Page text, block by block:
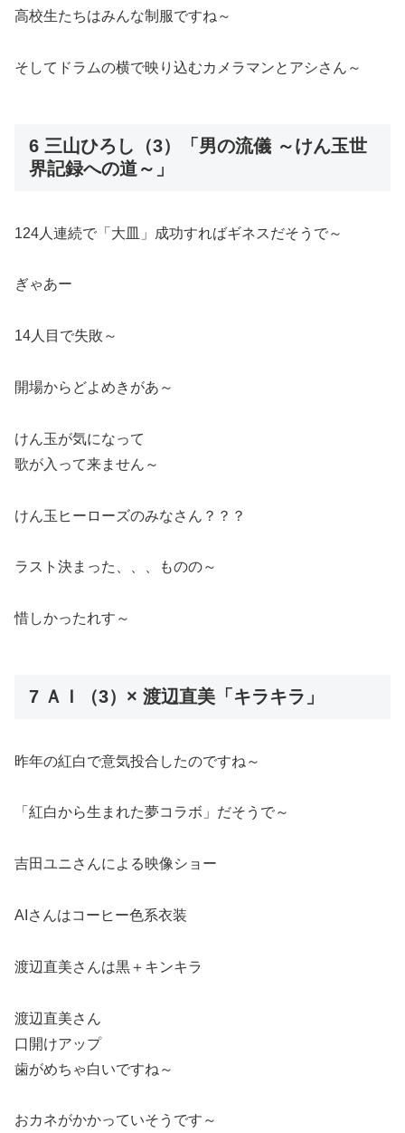
高校生たちはみんな制服ですね～
そしてドラムの横で映り込むカメラマンとアシさん～
6 三山ひろし（3）「男の流儀 ～けん玉世
界記録への道～」
124人連続で「大皿」成功すればギネスだそうで～
ぎゃあー
14人目で失敗～
開場からどよめきがあ～
けん玉が気になって
歌が入って来ません～
けん玉ヒーローズのみなさん？？？
ラスト決まった、、、ものの～
惜しかったれす～
7 ＡＩ（3）× 渡辺直美「キラキラ」
昨年の紅白で意気投合したのですね～
「紅白から生まれた夢コラボ」だそうで～
吉田ユニさんによる映像ショー
AIさんはコーヒー色系衣装
渡辺直美さんは黒＋キンキラ
渡辺直美さん
口開けアップ
歯がめちゃ白いですね～
おカネがかかっていそうです～